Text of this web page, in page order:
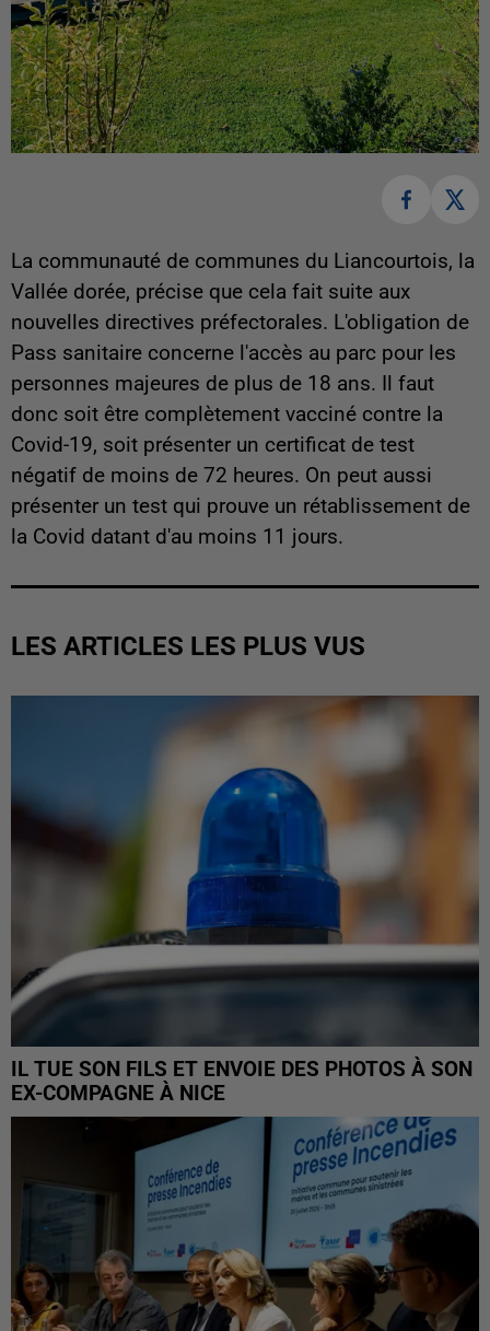
La communauté de communes du Liancourtois, la
Vallée dorée, précise que cela fait suite aux
nouvelles directives préfectorales. L'obligation de
Pass sanitaire concerne l'accès au parc pour les
personnes majeures de plus de 18 ans. Il faut
donc soit être complètement vacciné contre la
Covid-19, soit présenter un certificat de test
négatif de moins de 72 heures. On peut aussi
présenter un test qui prouve un rétablissement de
la Covid datant d'au moins 11 jours.
LES ARTICLES LES PLUS VUS
IL TUE SON FILS ET ENVOIE DES PHOTOS À SON
EX-COMPAGNE À NICE